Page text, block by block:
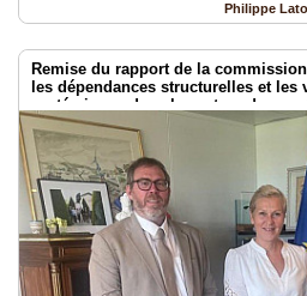
Philippe
Remise du rapport de la
les dépendances structurelles et les
systémiques dans le secteur du
l’indépendance de la France